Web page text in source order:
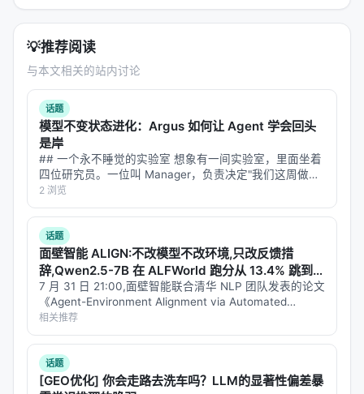
💡推荐阅读
与本文相关的站内讨论
话题
模型不变状态进化：Argus 如何让 Agent 学会回头
是岸
## 一个永不睡觉的实验室 想象有一间实验室，里面坐着
四位研究员。一位叫 Manager，负责决定"我们这周做什
么"；一位叫 Planner，负责把大目标拆成今天能干完的小
任务；一位叫 Engineer，负责真正动手做实验、写代
码、跑验证…
2 浏览
话题
面壁智能 ALIGN:不改模型不改环境,只改反馈措
辞,Qwen2.5-7B 在 ALFWorld 跑分从 13.4% 跳到
31.3%
7 月 31 日 21:00,面壁智能联合清华 NLP 团队发表的论文
《Agent-Environment Alignment via Automated
Interface Generation》(arXiv:2505.21055)是过…
相关推荐
话题
[GEO优化] 你会走路去洗车吗？LLM的显著性偏差暴